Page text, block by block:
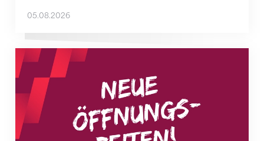
05.08.2026
Neue Empfangszeiten ab 1. August 2026